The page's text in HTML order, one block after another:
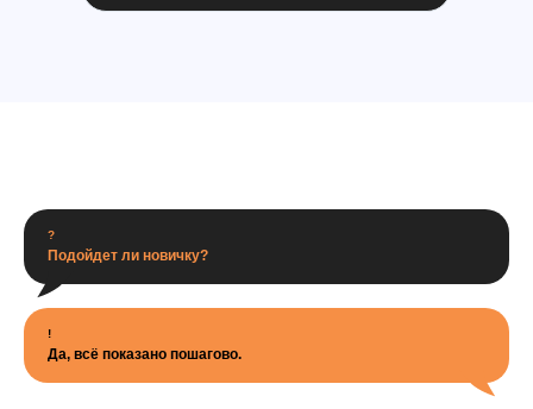
?
Подойдет ли новичку?
!
Да, всё показано пошагово.